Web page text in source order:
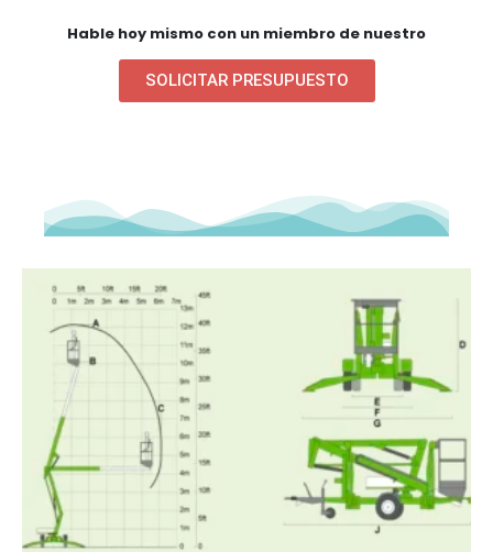
Hable hoy mismo con un miembro de nuestro
equipo
SOLICITAR PRESUPUESTO